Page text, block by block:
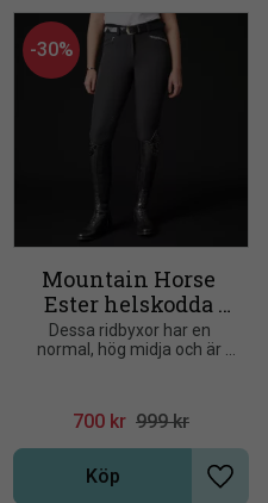
till i önskelista
Mountain Horse
Ester helskodda
ridbyxor svart strl
40
Dessa ridbyxor har en
normal, hög midja och är
grepp i sadeln
700 kr 999kr
30%
Lägg
Köp